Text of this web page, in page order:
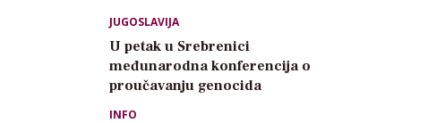
JUGOSLAVIJA
U petak u Srebrenici
međunarodna konferencija o
proučavanju genocida
INFO